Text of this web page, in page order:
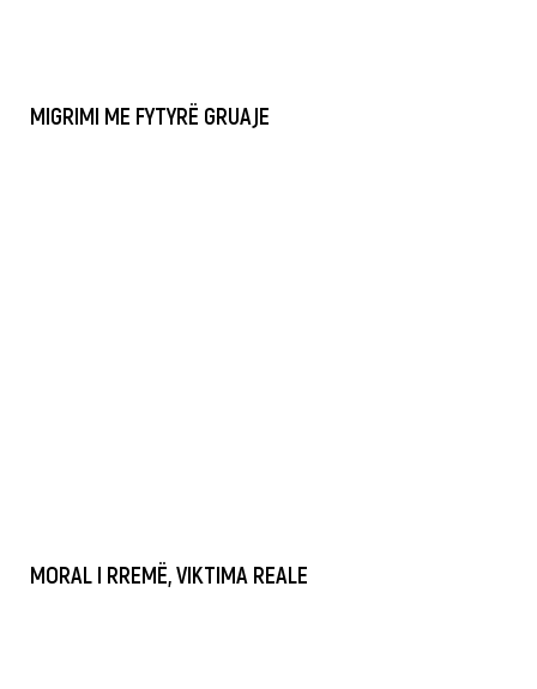
MIGRIMI ME FYTYRË GRUAJE
MORAL I RREMË, VIKTIMA REALE